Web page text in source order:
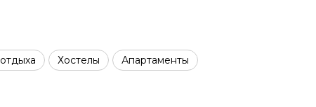
Хостелы Апартаменты